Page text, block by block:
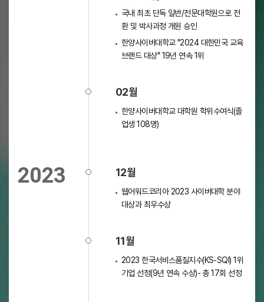
국내 최초 단독 일반/전문대학원으로 전
환 및 박사과정 개원 승인
한양사이버대학교 "2024 대한민국 교육
브랜드 대상" 19년 연속 1위
02월
한양사이버대학교 대학원 학위수여식(졸
업생 108명)
2023 12월
웹어워드코리아 2023 사이버대학 분야
대상과 최우수상
11월
2023 한국서비스품질지수(KS-SQI) 1위
기업 선정(9년 연속 수상)- 총 17회 선정